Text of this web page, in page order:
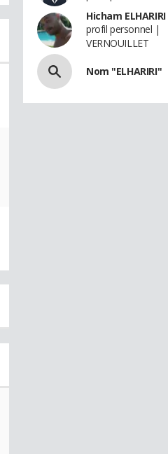
Hicham ELHARIRI
profil personnel |
VERNOUILLET
Nom "ELHARIRI"